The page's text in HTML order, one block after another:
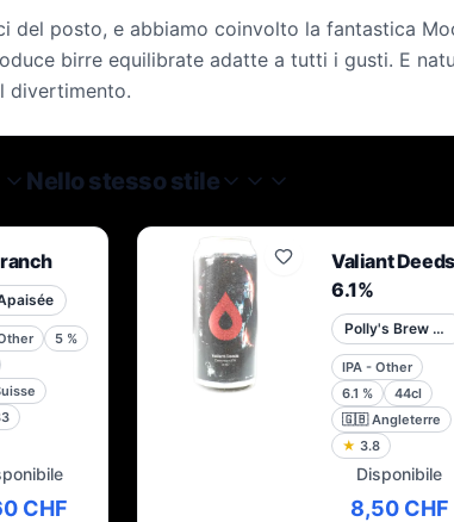
posto, e abbiamo coinvolto la fantastica
birre equilibrate adatte a tutti i gusti. E
divertimento.
Nello stesso stile
5 %
CHF
Valiant
6.1%
Polly's Brew Co.
IPA - Other
6.1 %
44cl
🇬🇧 Angleterre
★ 3.8
Disponibile
8,50 CHF